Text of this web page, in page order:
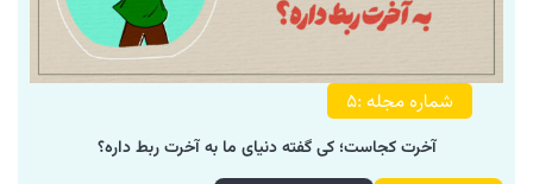
شماره مجله :5
آخرت کجاست؛ کی گفته دنیای ما به آخرت ربط داره؟